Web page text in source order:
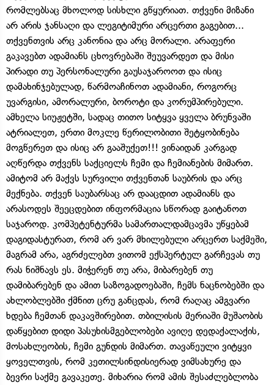
რომლებსაც მხოლოდ სისხლი გწყურიათ. თქვენი მიზანი
არ არის ჯანსაღი და ლეგიტიმური არცერთი გაგებით...
თქვენთვის არც კანონია და არც მორალი. არაფერი
გაკავებთ ადამიანს ცხოვრებაში შეუვარდეთ და მისი
პირადი თუ პერსონალური გაუსაჯაროოთ და ისიც
დამახინჯებულად, წარმოაჩინოთ ადამიანი, როგორც
უვარგისი, ამორალური, ბოროტი და კორუმპირებული.
ამხელა სიუჟეტში, სადაც თითო სიტყვა ყველა ბრუნვაში
ატრიალეთ, ერთი მოკლე წერილობითი შეტყობინება
მოგწერეთ და ისიც არ გააშუქეთ!!! ვინაიდან კარგად
აღწერდა თქვენს საქციელს ჩემი და ჩემიანების მიმართ.
ამიტომ არ მაქვს სურვილი თქვენთან საუბრის და არც
მექნება. თქვენ საუბარსაც არ დააცდით ადამიანს და
არასოდეს შეეცდებით ინფორმაცია სწორად გაიტანოთ
საჯაროდ. კომპეტენტურმა სამართალდამცავმა უწყებამ
დაგიდასტურათ, რომ არ ვარ მხილებული არცერთ საქმეში,
მაგრამ არა, აგრძელებთ ვითომ ექსპერტულ გარჩევას თუ
რას ნიშნავს ეს. მიჭერენ თუ არა, მიბარებენ თუ
დამიბარებენ და ამით საზოგადოებაში, ჩემს ნაცნობებში და
ახლობლებში ქმნით ცრუ განცდას, რომ რაღაც ამგვარი
ხდება ჩემთან დაკავშირებით. თბილისის მერიაში მუშაობის
დაწყებით დიდი პასუხისმგებლობები ავიღე დედაქალაქის,
მოსახლეობის, ჩემი გუნდის მიმართ. თავაწეული ვიტყვი
ყოველთვის, რომ კეთილსინდისიერად ვიმსახურე და
ბევრი საქმე გავაკეთე. მიხარია რომ ამის შესაძლებლობა